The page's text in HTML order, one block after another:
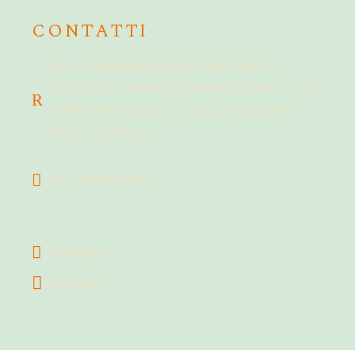
CONTATTI
BIO CANTINA {SOCIALE} ORSOGNA Via
Ortonese 29 - 66036 ORSOGNA (CH) Italia - p.Iva
00090210691 cod.fisc. e reg.imp. 00123670697
R.E.A. n. 45366 CH
tel: +39 0871 86321
Instagram
Facebook